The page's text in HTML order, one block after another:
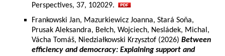
Perspectives, 37, 102029.
Frankowski Jan, Mazurkiewicz Joanna, Stará Soňa,
Prusak Aleksandra, Bełch, Wojciech, Nesládek, Michal,
Vácha Tomáš, Niedziałkowski Krzysztof (2026) Between
efficiency and democracy: Explaining support and